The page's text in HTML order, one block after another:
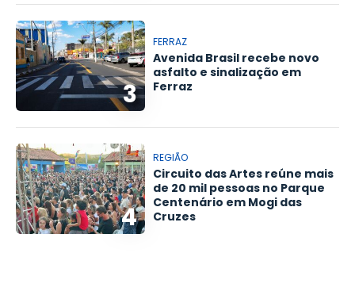
3
FERRAZ
Avenida Brasil recebe novo
asfalto e sinalização em
Ferraz
4
REGIÃO
Circuito das Artes reúne mais
de 20 mil pessoas no Parque
Centenário em Mogi das
Cruzes